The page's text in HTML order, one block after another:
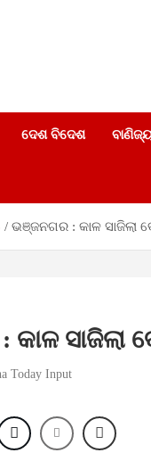
ଦେଶ ବିଦେଶ
ଭଞ୍ଜନଗର : କାଳ ସାଜିଲା
ସାଜିଲା
Today Input